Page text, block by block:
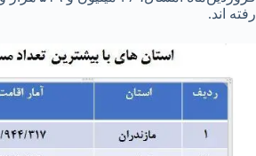
رفته اند.